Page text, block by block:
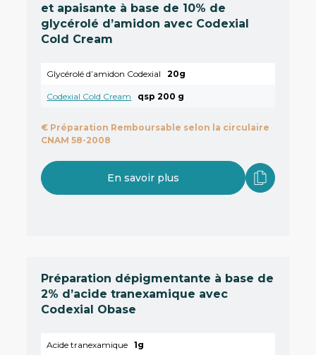
et apaisante à base de 10% de
glycérolé d’amidon avec Codexial
Cold Cream
Glycérolé d’amidon Codexial 20g
Codexial Cold Cream qsp 200 g
€ Préparation Remboursable selon la circulaire
CNAM 58-2008
En savoir plus
Préparation dépigmentante à base de
2% d’acide tranexamique avec
Codexial Obase
Acide tranexamique 1g